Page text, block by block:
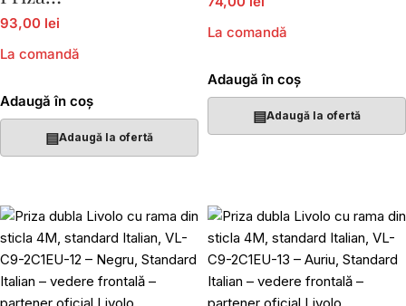
Schuko+TV/internet,
standard italian VL-
C9-C2EU/VC-15
93,00 lei
La comandă
Adaugă în coș
▤Adaugă la ofertă
La comandă
Adaugă în coș
▤Adaugă la ofertă